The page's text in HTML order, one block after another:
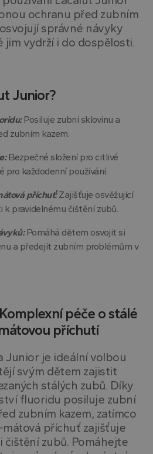
ochranu před zubním
správné návyky
jim vydrží i do dospělosti.
Junior?
Posiluje zubní sklovinu a
zubním kazem.
Bezpečné složení pro citlivé
pro každodenní používání.
příchuť:Zajišťuje osvěžující
pravidelnému čištění zubů.
Pomáhá dětem osvojit si
a předejít zubním problémům v
péče o stálé
příchutí
Junior je ideální volbou
svým dětem zajistit
stálých zubů. Díky
fluoridu posiluje zubní
zubním kazem, zatímco
příchuť zajišťuje
čištění zubů. Pomáhejte